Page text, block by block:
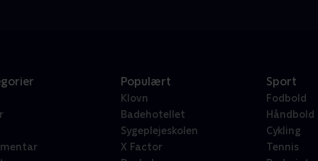
Populært
Klovn
Badehotellet
Sygeplejeskolen
X Factor
Sport
Fodbold
Håndbold
Cykling
Tennis